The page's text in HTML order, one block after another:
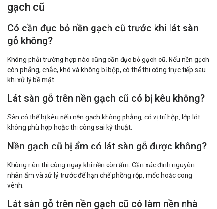
gạch cũ
Có cần đục bỏ nền gạch cũ trước khi lát sàn
gỗ không?
Không phải trường hợp nào cũng cần đục bỏ gạch cũ. Nếu nền gạch
còn phẳng, chắc, khô và không bị bộp, có thể thi công trực tiếp sau
khi xử lý bề mặt.
Lát sàn gỗ trên nền gạch cũ có bị kêu không?
Sàn có thể bị kêu nếu nền gạch không phẳng, có vị trí bộp, lớp lót
không phù hợp hoặc thi công sai kỹ thuật.
Nền gạch cũ bị ẩm có lát sàn gỗ được không?
Không nên thi công ngay khi nền còn ẩm. Cần xác định nguyên
nhân ẩm và xử lý trước để hạn chế phồng rộp, mốc hoặc cong
vênh.
Lát sàn gỗ trên nền gạch cũ có làm nền nhà